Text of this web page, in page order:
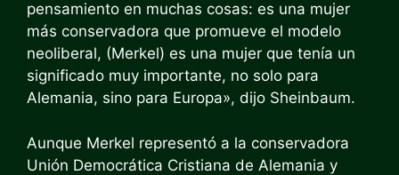
pensamiento en muchas cosas: es una mujer
más conservadora que promueve el modelo
neoliberal, (Merkel) es una mujer que tenía un
significado muy importante, no solo para
Alemania, sino para Europa», dijo Sheinbaum.
Aunque Merkel representó a la conservadora
Unión Democrática Cristiana de Alemania y